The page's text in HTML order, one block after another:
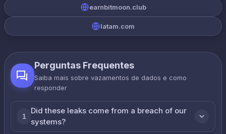
earnbitmoon.club
latam.com
Perguntas Frequentes
Saiba mais sobre vazamentos de dados e como
responder
1
Did these leaks come from a breach of our
systems?